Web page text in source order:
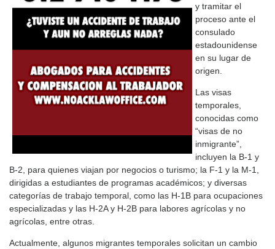
y tramitar el
proceso ante el
consulado
estadounidense
en su lugar de
origen.
Las visas
temporales,
conocidas como
“visas de no
inmigrante”,
incluyen la B‑1 y
B‑2, para quienes viajan por negocios o turismo; la F‑1 y la M‑1,
dirigidas a estudiantes de programas académicos; y diversas
categorías de trabajo temporal, como las H‑1B para ocupaciones
especializadas y las H‑2A y H‑2B para labores agrícolas y no
agrícolas, entre otras.
Actualmente, algunos migrantes temporales solicitan un cambio